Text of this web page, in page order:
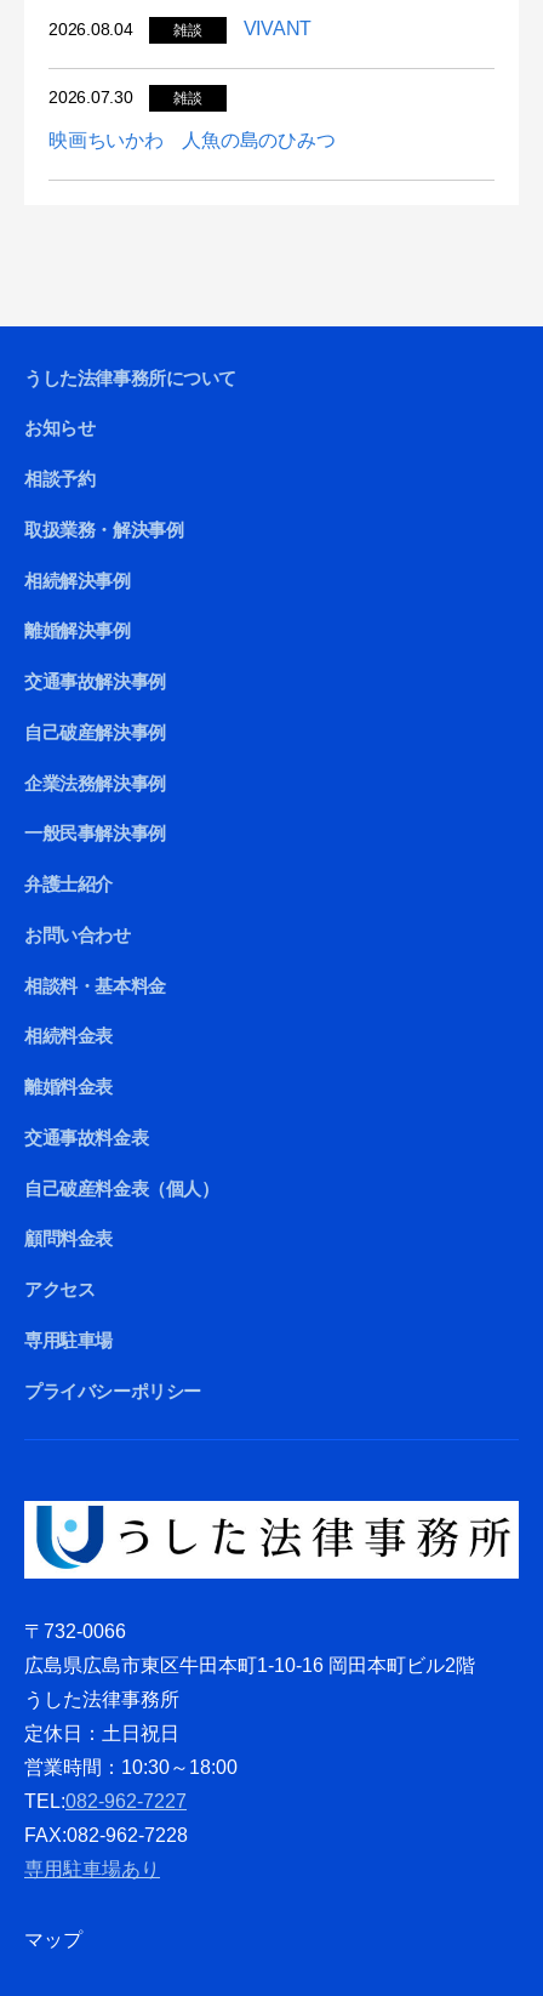
2026.08.04 雑談 VIVANT
2026.07.30 雑談
映画ちいかわ 人魚の島のひみつ
うした法律事務所について
お知らせ
相談予約
取扱業務・解決事例
相続解決事例
離婚解決事例
交通事故解決事例
自己破産解決事例
企業法務解決事例
一般民事解決事例
弁護士紹介
お問い合わせ
相談料・基本料金
相続料金表
離婚料金表
交通事故料金表
自己破産料金表（個人）
顧問料金表
アクセス
専用駐車場
プライバシーポリシー
〒732-0066
広島県広島市東区牛田本町1-10-16 岡田本町ビル2階
うした法律事務所
定休日：土日祝日
営業時間：10:30～18:00
TEL:082-962-7227
FAX:082-962-7228
専用駐車場あり
マップ